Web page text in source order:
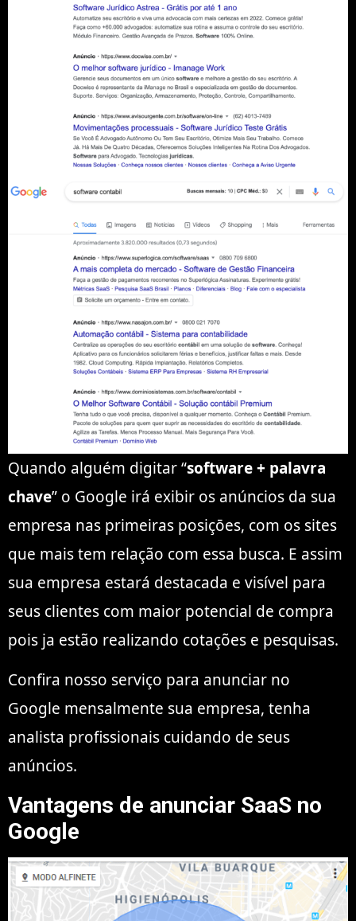
Quando alguém digitar “software + palavra
chave” o Google irá exibir os anúncios da sua
empresa nas primeiras posiçōes, com os sites
que mais tem relação com essa busca. E assim
sua empresa estará destacada e visível para
seus clientes com maior potencial de compra
pois ja estão realizando cotações e pesquisas.
Confira nosso serviço para anunciar no
Google mensalmente sua empresa, tenha
analista profissionais cuidando de seus
anúncios.
Vantagens de anunciar SaaS no
Google